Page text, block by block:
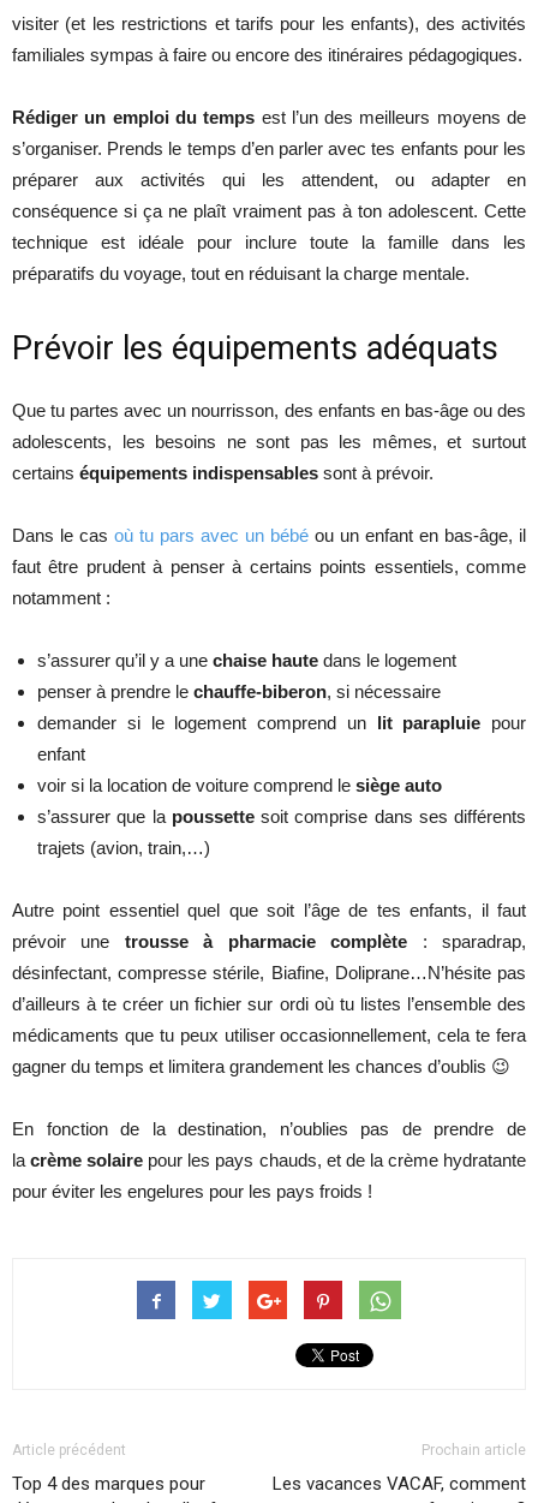
visiter (et les restrictions et tarifs pour les enfants), des activités
familiales sympas à faire ou encore des itinéraires pédagogiques.
Rédiger un emploi du temps est l’un des meilleurs moyens de
s’organiser. Prends le temps d’en parler avec tes enfants pour les
préparer aux activités qui les attendent, ou adapter en
conséquence si ça ne plaît vraiment pas à ton adolescent. Cette
technique est idéale pour inclure toute la famille dans les
préparatifs du voyage, tout en réduisant la charge mentale.
Prévoir les équipements adéquats
Que tu partes avec un nourrisson, des enfants en bas-âge ou des
adolescents, les besoins ne sont pas les mêmes, et surtout
certains équipements indispensables sont à prévoir.
Dans le cas où tu pars avec un bébé ou un enfant en bas-âge, il
faut être prudent à penser à certains points essentiels, comme
notamment :
s’assurer qu’il y a une chaise haute dans le logement
penser à prendre le chauffe-biberon, si nécessaire
demander si le logement comprend unlit parapluie pour
enfant
voir si la location de voiture comprend le siège auto
s’assurer que la poussettesoit comprise dans ses différents
trajets (avion, train,…)
Autre point essentiel quel que soit l’âge de tes enfants, il faut
prévoir une trousse à pharmacie complète : sparadrap,
désinfectant, compresse stérile, Biafine, Doliprane…N’hésite pas
d’ailleurs à te créer un fichier sur ordi où tu listes l’ensemble des
médicaments que tu peux utiliser occasionnellement, cela te fera
gagner du temps et limitera grandement les chances d’oublis 😉
En fonction de la destination, n’oublies pas de prendre de
lacrème solaire pour les pays chauds, et de la crème hydratante
pour éviter les engelures pour les pays froids !
Article précédent
Top 4 des marques pour
Prochain article
Les vacances VACAF, comment